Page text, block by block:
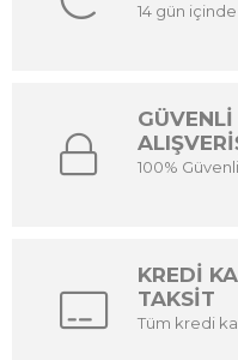
14 gün
GÜVENLİ
100%
KREDİ
TAKSİT
Tüm kredi